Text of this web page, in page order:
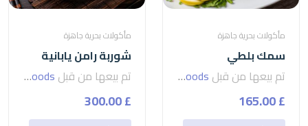
مأكولات بحرية جاهزة
سمك بلطي
تم بيعها من قبل seven foods
£ 165.00
مأكولات بحرية جاهزة
شوربة رامن يابانية
تم بيعها من قبل seven foods
£ 300.00